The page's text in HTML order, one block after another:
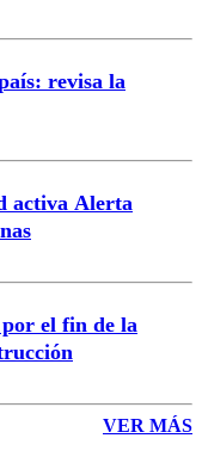
revisa la
activa Alerta
el fin de la
VER MÁS